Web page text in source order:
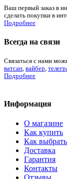
Ваш первый заказ в
сделать покупки в
Подробнее
Всегда на связи
Связаться с нами
ватсап вайбер
Подробнее
Информация
О магазине
Как купить
Как
Доставка
Гарантия
Контакты